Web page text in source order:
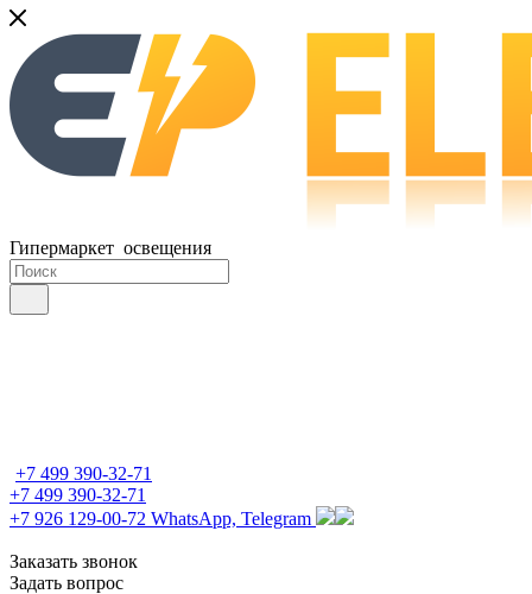
Гипермаркет освещения
+7 499 390-32-71
+7 499 390-32-71
+7 926 129-00-72 WhatsApp, Telegram
Заказать звонок
Задать вопрос